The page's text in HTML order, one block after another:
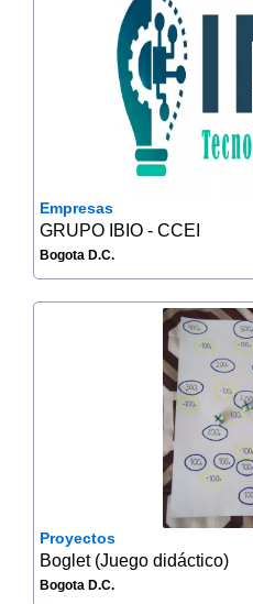
Empresas
GRUPO IBIO - CCEI
Bogota D.C.
Proyectos
Boglet (Juego didáctico)
Bogota D.C.